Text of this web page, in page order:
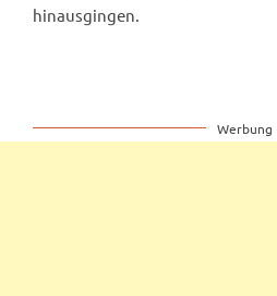
hinausgingen.
Werbung